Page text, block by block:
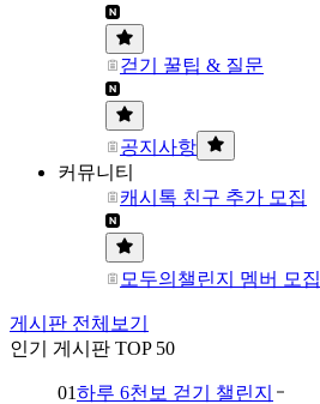
걷기 꿀팁 & 질문
공지사항
커뮤니티
캐시톡 친구 추가 모집
모두의챌린지 멤버 모집
게시판 전체보기
인기 게시판 TOP 50
01하루 6천보 걷기 챌린지